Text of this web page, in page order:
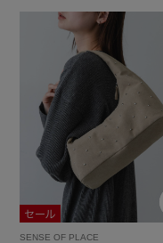
SENSE OF PLACE